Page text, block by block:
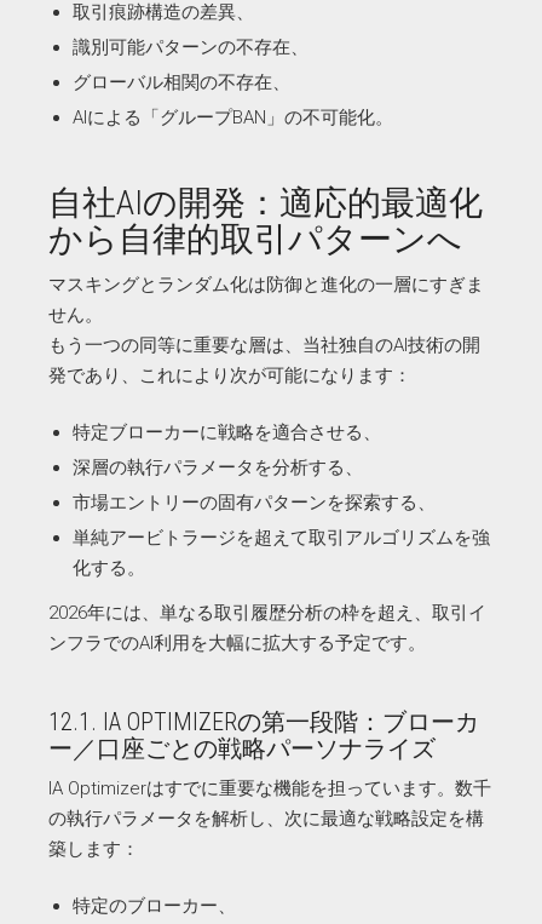
取引痕跡構造の差異、
識別可能パターンの不存在、
グローバル相関の不存在、
AIによる「グループBAN」の不可能化。
自社AIの開発：適応的最適化
から自律的取引パターンへ
マスキングとランダム化は防御と進化の一層にすぎま
せん。
もう一つの同等に重要な層は、当社独自のAI技術の開
発であり、これにより次が可能になります：
特定ブローカーに戦略を適合させる、
深層の執行パラメータを分析する、
市場エントリーの固有パターンを探索する、
単純アービトラージを超えて取引アルゴリズムを強
化する。
2026年には、単なる取引履歴分析の枠を超え、取引イ
ンフラでのAI利用を大幅に拡大する予定です。
12.1. IA OPTIMIZERの第一段階：ブローカ
ー／口座ごとの戦略パーソナライズ
IA Optimizerはすでに重要な機能を担っています。数千
の執行パラメータを解析し、次に最適な戦略設定を構
築します：
特定のブローカー、